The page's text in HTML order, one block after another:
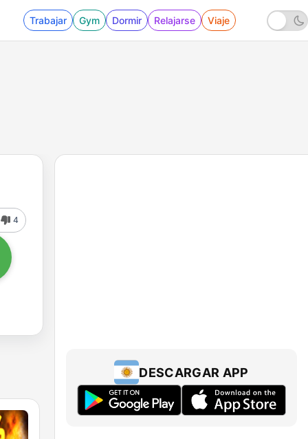
Trabajar Gym Dormir Relajarse Viaje
4
DESCARGAR APP